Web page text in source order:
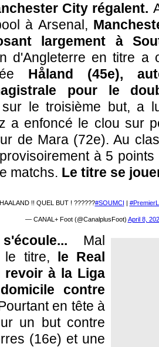
City régalent.
à Arsenal,
largement à
d'Angleterre en titre a
Håland (45e),
pour le
le troisième but, a
a enfoncé le clou sur
de Mara (72e). Au
à 5
matchs. Le titre se
!! QUEL BUT ! ????‍??#SOUMCI |
— CANAL+ Foot (@CanalplusFoot) April 8,
Mal
le titre, le Real
revoir à la Liga
contre
en tête à
un but contre
(16e) et une